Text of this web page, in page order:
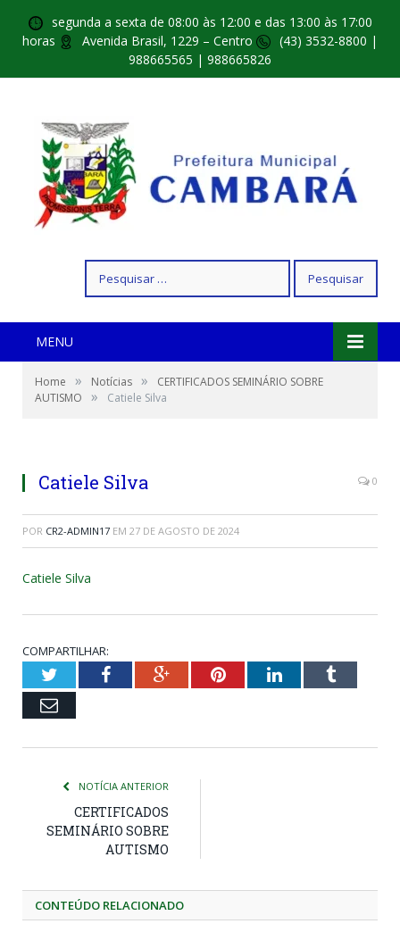
segunda a sexta de 08:00 às 12:00 e das 13:00 às 17:00
horas
Avenida Brasil, 1229 – Centro
(43) 3532-8800 |
988665565 | 988665826
por:
MENU
Home » Notícias »
CERTIFICADOS SEMINÁRIO SOBRE
AUTISMO
» Catiele Silva
Catiele Silva 0
POR CR2-ADMIN17 EM 27 DE AGOSTO DE 2024
Catiele Silva
COMPARTILHAR:
TwitterFacebookGoogle+PinterestLinkedInTumblr
Email
NOTÍCIA ANTERIOR
CERTIFICADOS
SEMINÁRIO SOBRE
AUTISMO
CONTEÚDO RELACIONADO